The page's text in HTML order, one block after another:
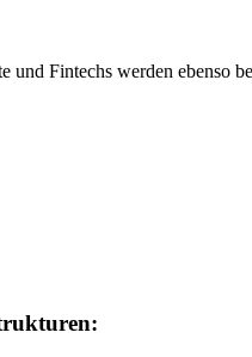
und Fintechs werden ebenso